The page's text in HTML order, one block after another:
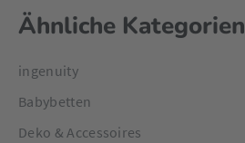
Ähnliche Kategorien
ingenuity
Babybetten
Deko & Accessoires